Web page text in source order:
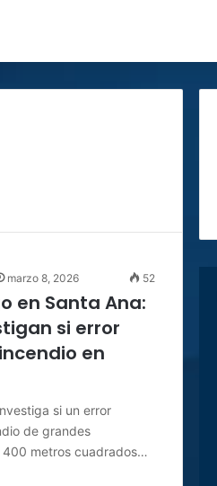
marzo 8, 2026 52
en Santa Ana:
si error
en
si un error
de grandes
metros cuadrados…